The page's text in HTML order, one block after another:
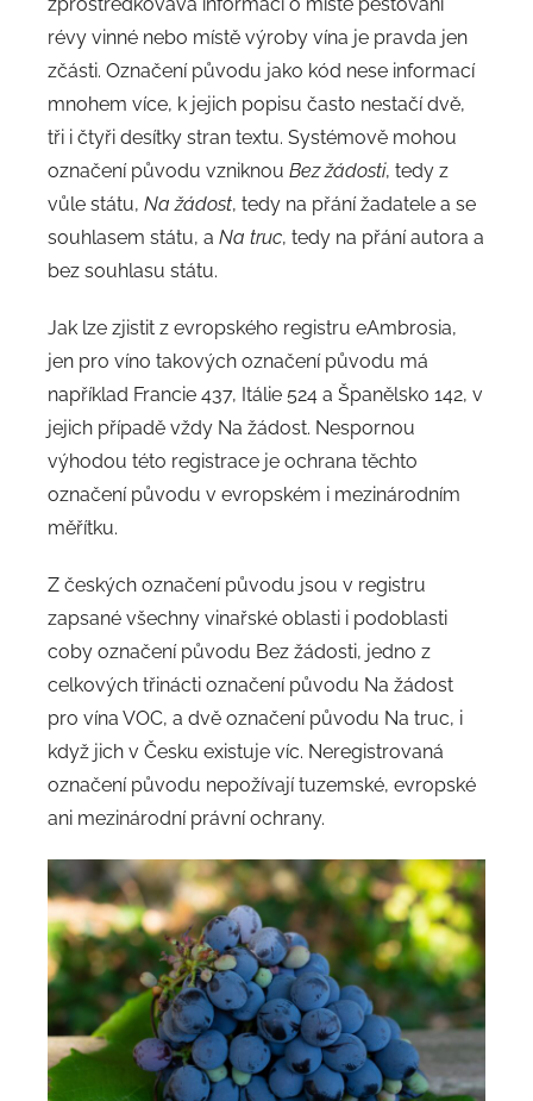
zprostředkovává informaci o místě pěstování
révy vinné nebo místě výroby vína je pravda jen
zčásti. Označení původu jako kód nese informací
mnohem více, k jejich popisu často nestačí dvě,
tři i čtyři desítky stran textu. Systémově mohou
označení původu vzniknou Bez žádosti, tedy z
vůle státu, Na žádost, tedy na přání žadatele a se
souhlasem státu, a Na truc, tedy na přání autora a
bez souhlasu státu.
Jak lze zjistit z evropského registru eAmbrosia,
jen pro víno takových označení původu má
například Francie 437, Itálie 524 a Španělsko 142, v
jejich případě vždy Na žádost. Nespornou
výhodou této registrace je ochrana těchto
označení původu v evropském i mezinárodním
měřítku.
Z českých označení původu jsou v registru
zapsané všechny vinařské oblasti i podoblasti
coby označení původu Bez žádosti, jedno z
celkových třinácti označení původu Na žádost
pro vína VOC, a dvě označení původu Na truc, i
když jich v Česku existuje víc. Neregistrovaná
označení původu nepožívají tuzemské, evropské
ani mezinárodní právní ochrany.